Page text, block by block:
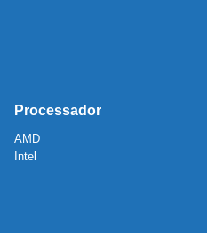
Processador
AMD
Intel